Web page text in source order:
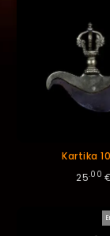
Kartika
25.00